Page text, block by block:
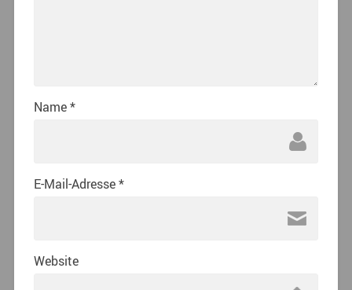
Name*
E-Mail-Adresse*
Website